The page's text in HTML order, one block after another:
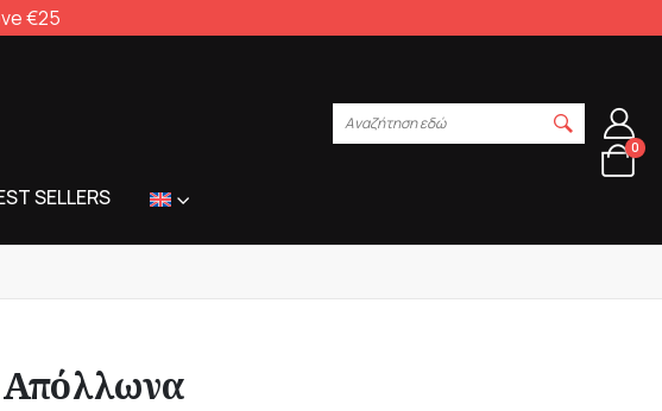
€25
SELLERS
Αναζήτηση εδώ
0
Απόλλωνα